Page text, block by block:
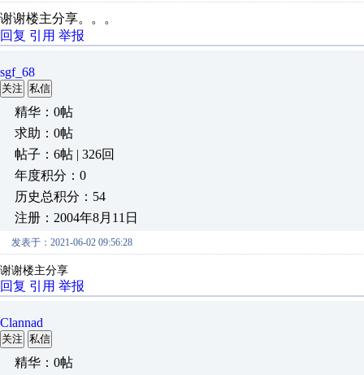
谢谢楼主分享。。。
回复 引用 举报
sgf_68
关注 私信
精华：0帖
求助：0帖
帖子：6帖 | 326回
年度积分：0
历史总积分：54
注册：2004年8月11日
发表于：2021-06-02 09:56:28
谢谢楼主分享
回复 引用 举报
Clannad
关注 私信
精华：0帖